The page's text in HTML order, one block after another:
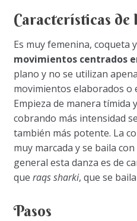
Características de
Es muy femenina, coqueta
movimientos centrados
plano y no se utilizan
movimientos elaborados o
Empieza de manera tímida
cobrando más intensidad
también más potente. La
muy marcada y se baila
general esta danza es de
que raqs sharki, que se
Pasos